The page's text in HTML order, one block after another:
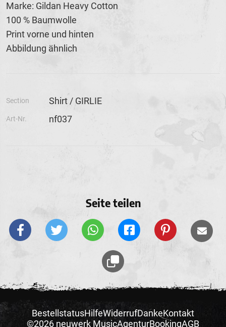
Marke: Gildan Heavy Cotton
100 % Baumwolle
Print vorne und hinten
Abbildung ähnlich
Section Shirt / GIRLIE
Art-Nr. nf037
Seite teilen
BestellstatusHilfeWiderrufDankeKontakt
©2026 neuwerk MusicAgenturBookingAGB